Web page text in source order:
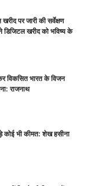
पर जारी की सर्वेक्षण
डिजिटल खरीद को भविष्य के
विकसित भारत के विजन
राजनाथ
कोई भी कीमत: शेख हसीना